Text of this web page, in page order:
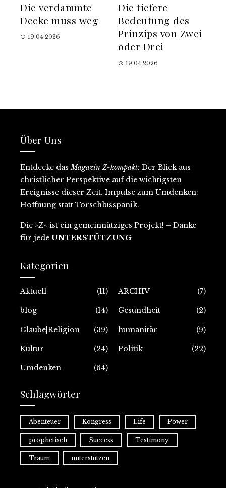
Die verdammte
Decke muss weg
19.04.2026
Die tiefere
Bedeutung des
Prinzips von Zwei
oder Drei
19.04.2026
Über Uns
Entdecke dasMagazin Z-kompakt: Der Blick aus
christlicher Perspektive aufdie wichtigsten
Ereignisse dieser Zeit. Impulse zum Umdenken:
Hoffnung statt Torschlusspanik.
Die »Z« ist ein gemeinnütziges Projekt! – Danke
für jede UNTERSTÜTZUNG
Kategorien
Aktuell (11) ARCHIV (7)
blog (14) Gesundheit (2)
Glaube|Religion (39) humanitär (9)
Kultur (24) Politik (22)
Umdenken (64)
Schlagwörter
Abenteuer Kongress Life Power
prophetisch Success Testimony
Traum unterstützen